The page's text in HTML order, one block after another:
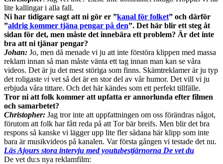
lite kallingar i alla fall.
Ni har tidigare sagt att ni gör er ”kanal för folket” och därför
”aldrig kommer tjäna pengar på den”. Det här blir ett steg åt
sidan för det, men måste det innebära ett problem? Är det inte
bra att ni tjänar pengar?
Johan: Jo, men då menade vi ju att inte förstöra klippen med massa
reklam innan så man måste vänta ett tag innan man kan se våra
videos. Det är ju det mest störiga som finns. Skämtreklamer är ju typ
det roligaste vi vet så det är en stor del av vår humor. Det vill vi ju
erbjuda våra tittare. Och det här kändes som ett perfekt tillfälle.
Tror ni att folk kommer att upfatta er annorlunda efter filmen
och samarbetet?
Christopher: Jag tror inte att uppfattningen om oss förändras något,
förutom att folk har fått reda på att Tor bär breifs. Men blir det bra
respons så kanske vi lägger upp lite fler sådana här klipp som inte
bara är musikvideos på kanalen. Var första gången vi testade det nu.
Läs Ajours stora intervju med youtubestjärnorna De vet du
De vet du:s nya reklamfilm: